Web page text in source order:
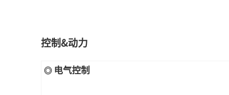
控制&动力
◎ 电气控制